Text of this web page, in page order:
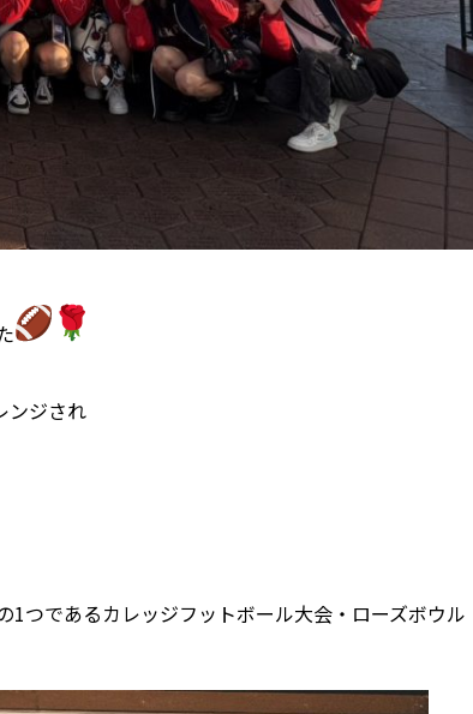
ンジされ
つであるカレッジフットボール大会・ローズボウル